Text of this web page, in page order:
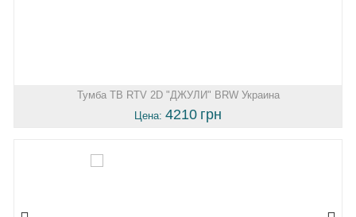
Тумба ТВ RTV 2D "ДЖУЛИ" BRW Украина
Цена: 4210 грн